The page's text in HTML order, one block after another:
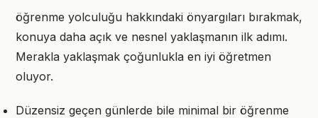
öğrenme yolculuğu hakkındaki önyargıları bırakmak,
konuya daha açık ve nesnel yaklaşmanın ilk adımı.
Merakla yaklaşmak çoğunlukla en iyi öğretmen
oluyor.
Düzensiz geçen günlerde bile minimal bir öğrenme